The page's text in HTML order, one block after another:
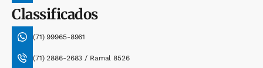
Classificados
(71) 99965-8961
(71) 2886-2683 / Ramal 8526